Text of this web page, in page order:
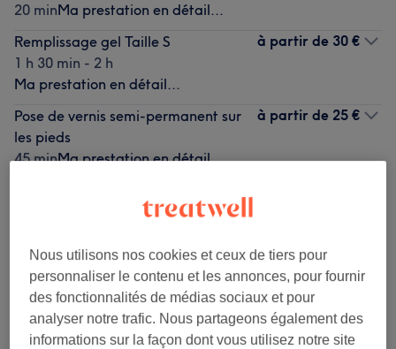
20 minMa prestation en détail...
Remplissage gel Taille S
1 h 30 min - 2 h
Ma prestation en détail...
à partir de 30 €
Pose de vernis semi-permanent sur
les pieds
45 minMa prestation en détail...
à partir de 25 €
Recherchez dans notre liste de prestations
Pose De Gel Avec Capsules Ou Sur
Ongles Naturels (4)
à partir de 30 €
Remplissage ( 6) à partir de 30 €
Nous utilisons nos cookies et ceux de tiers pour
personnaliser le contenu et les annonces, pour fournir
des fonctionnalités de médias sociaux et pour
analyser notre trafic. Nous partageons également des
informations sur la façon dont vous utilisez notre site